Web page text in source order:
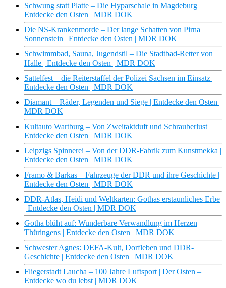
Schwung statt Platte – Die Hyparschale in Magdeburg |
Entdecke den Osten | MDR DOK
Die NS-Krankenmorde – Der lange Schatten von Pirna
Sonnenstein | Entdecke den Osten | MDR DOK
Schwimmbad, Sauna, Jugendstil – Die Stadtbad-Retter von
Halle | Entdecke den Osten | MDR DOK
Sattelfest – die Reiterstaffel der Polizei Sachsen im Einsatz |
Entdecke den Osten | MDR DOK
Diamant – Räder, Legenden und Siege | Entdecke den Osten |
MDR DOK
Kultauto Wartburg – Von Zweitaktduft und Schrauberlust |
Entdecke den Osten | MDR DOK
Leipzigs Spinnerei – Von der DDR-Fabrik zum Kunstmekka |
Entdecke den Osten | MDR DOK
Framo & Barkas – Fahrzeuge der DDR und ihre Geschichte |
Entdecke den Osten | MDR DOK
DDR-Atlas, Heidi und Weltkarten: Gothas erstaunliches Erbe
| Entdecke den Osten | MDR DOK
Gotha blüht auf: Wunderbare Verwandlung im Herzen
Thüringens | Entdecke den Osten | MDR DOK
Schwester Agnes: DEFA-Kult, Dorfleben und DDR-
Geschichte | Entdecke den Osten | MDR DOK
Fliegerstadt Laucha – 100 Jahre Luftsport | Der Osten –
Entdecke wo du lebst | MDR DOK